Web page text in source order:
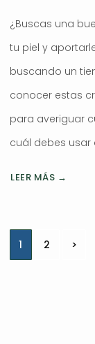
¿Buscas una
tu piel y
buscando un
conocer estas
para averiguar
cuál debes usar
LEER MÁS →
Navegación
de
1 2 >